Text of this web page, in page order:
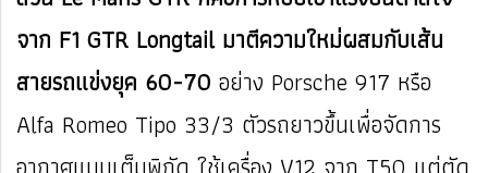
จาก F1 GTR Longtail มาตีความใหม่ผสมกับเส้น
สายรถแข่งยุค 60-70 อย่าง Porsche 917 หรือ
Alfa Romeo Tipo 33/3 ตัวรถยาวขึ้นเพื่อจัดการ